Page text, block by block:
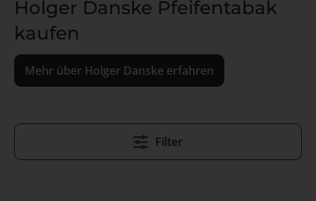
Holger Danske Pfeifentabak
kaufen
Mehr über Holger Danske erfahren
Filter